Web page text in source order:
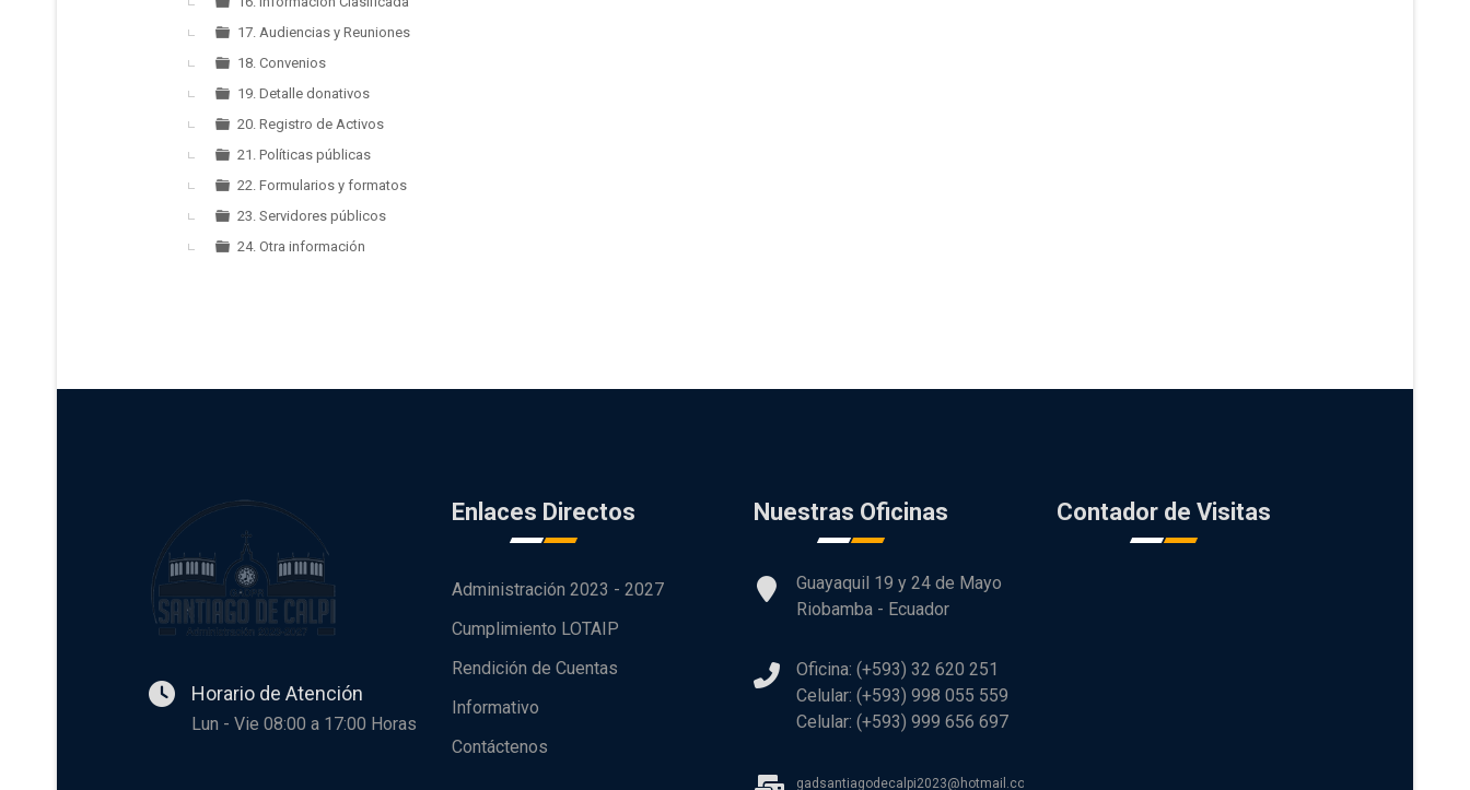
17. Audiencias y Reuniones
18. Convenios
19. Detalle donativos
20. Registro de Activos
21. Políticas públicas
22. Formularios y formatos
23. Servidores públicos
24. Otra información
Horario de Atención
Lun - Vie 08:00 a 17:00 Horas
Enlaces Directos
Administración 2023 - 2027
Cumplimiento LOTAIP
Rendición de Cuentas
Informativo
Contáctenos
Nuestras Oficinas
Guayaquil 19 y 24 de Mayo
Riobamba - Ecuador
Oficina: (+593) 32 620 251
Celular: (+593) 998 055 559
Celular: (+593) 999 656 697
gadsantiagodecalpi2023@hotmail.com
Contador de Visitas